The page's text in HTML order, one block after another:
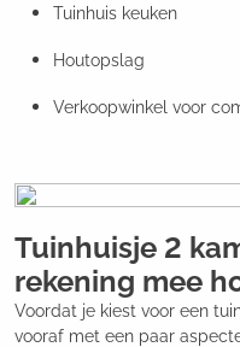
Tuinhuis keuken
Houtopslag
Verkoopwinkel voor
Tuinhuisje 2
rekening mee
Voordat je kiest voor een
vooraf met een paar